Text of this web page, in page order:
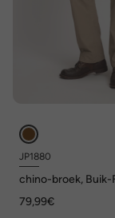
JP1880
chino-broek, Buik-
79,99€